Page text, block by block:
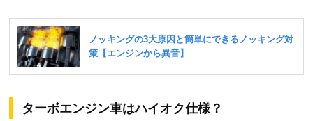
ターボエンジン車はハイオク仕様？